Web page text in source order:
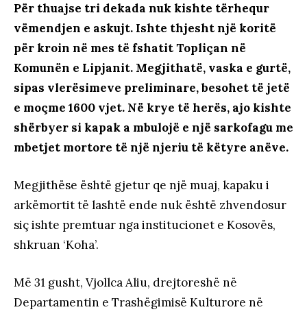
Për thuajse tri dekada nuk kishte tërhequr
vëmendjen e askujt. Ishte thjesht një koritë
për kroin në mes të fshatit Topliçan në
Komunën e Lipjanit. Megjithatë, vaska e gurtë,
sipas vlerësimeve preliminare, besohet të jetë
e moçme 1600 vjet. Në krye të herës, ajo kishte
shërbyer si kapak a mbulojë e një sarkofagu me
mbetjet mortore të një njeriu të këtyre anëve.
Megjithëse është gjetur qe një muaj, kapaku i
arkëmortit të lashtë ende nuk është zhvendosur
siç ishte premtuar nga institucionet e Kosovës,
shkruan ‘Koha’.
Më 31 gusht, Vjollca Aliu, drejtoreshë në
Departamentin e Trashëgimisë Kulturore në